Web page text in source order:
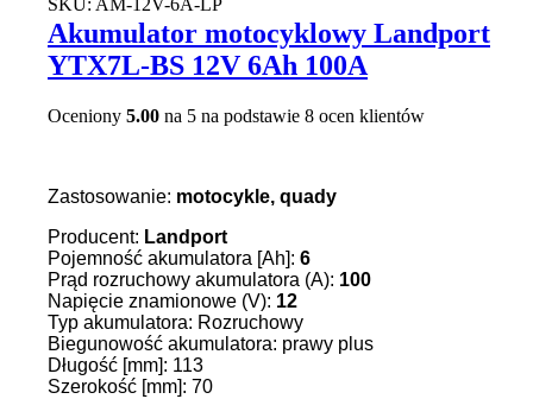
SKU: AM-12V-6A-LP
Akumulator motocyklowy Landport
YTX7L-BS 12V 6Ah 100A
Oceniony 5.00 na 5 na podstawie 8 ocen klientów
Zastosowanie: motocykle, quady
Producent: Landport
Pojemność akumulatora [Ah]: 6
Prąd rozruchowy akumulatora (A): 100
Napięcie znamionowe (V): 12
Typ akumulatora: Rozruchowy
Biegunowość akumulatora: prawy plus
Długość [mm]: 113
Szerokość [mm]: 70